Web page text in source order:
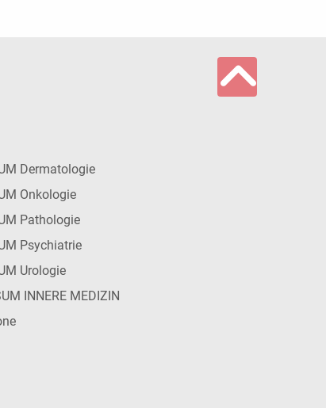
Dermatologie
Onkologie
Pathologie
Psychiatrie
Urologie
INNERE MEDIZIN